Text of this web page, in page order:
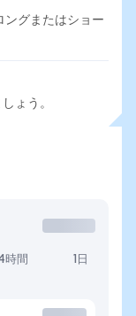
ングまたはショー
ょう。
時間 1日